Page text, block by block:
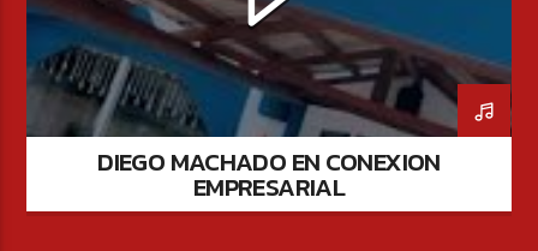
DIEGO MACHADO EN CONEXION
EMPRESARIAL